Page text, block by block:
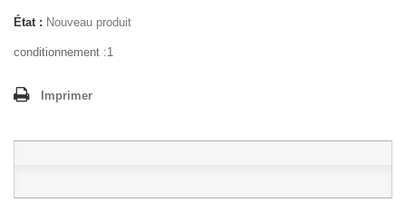
État : Nouveau produit
conditionnement :1
Imprimer